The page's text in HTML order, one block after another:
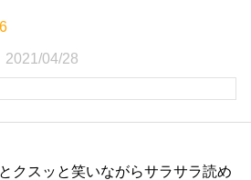
2021/04/28
クスッと笑いながらサラサラ読め